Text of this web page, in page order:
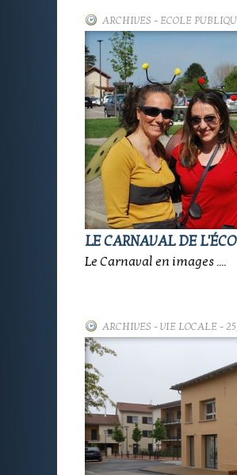
ARCHIVES - ECOLE
LE CARNAVAL DE
Le Carnaval en images ....
ARCHIVES -VIE LOCALE-